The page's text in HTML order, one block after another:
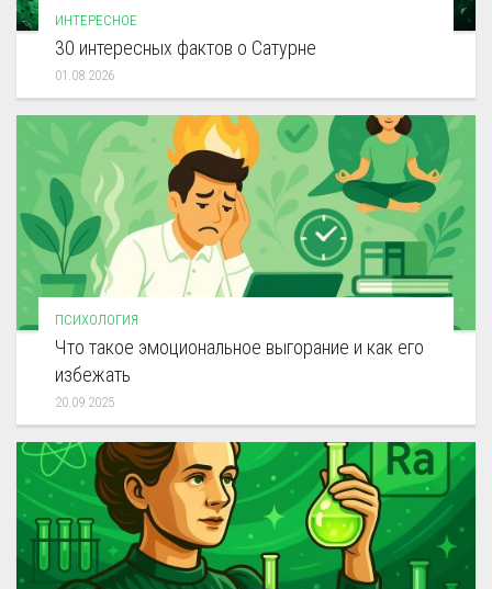
ИНТЕРЕСНОЕ
30 интересных фактов о Сатурне
01.08.2026
ПСИХОЛОГИЯ
Что такое эмоциональное выгорание и как его
избежать
20.09.2025